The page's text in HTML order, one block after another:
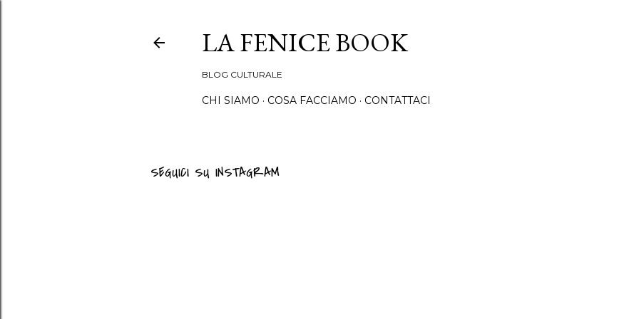
LA FENICE BOOK
BLOG CULTURALE
CHI SIAMO COSA FACCIAMO CONTATTACI
SEGUICI SU INSTAGRAM